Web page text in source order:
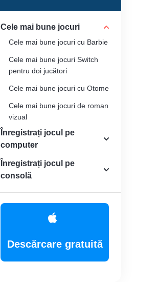
Cele mai bune jocuri
Cele mai bune jocuri cu Barbie
Cele mai bune jocuri Switch
pentru doi jucători
Cele mai bune jocuri cu Otome
Cele mai bune jocuri de roman
vizual
Jocuri precum Terraria
Înregistrați jocul pe
computer
Înregistrați jocul pe
consolă
Descărcare gratuită